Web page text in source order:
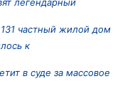
131 частный жилой дом
к
в суде за массовое